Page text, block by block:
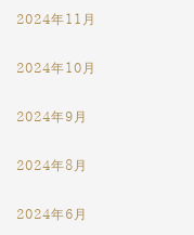
2024年11月
2024年10月
2024年9月
2024年8月
2024年6月